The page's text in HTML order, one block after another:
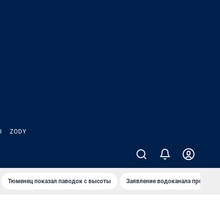
ZODY
Тюменец показал паводок с высоты Заявление водоканала про